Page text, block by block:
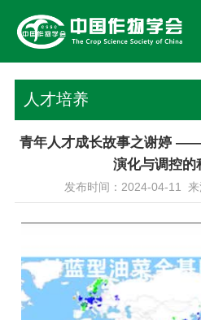
人才培养
青年人才成长故事之谢婷
演化与调控的
发布时间：2024-04-11 来